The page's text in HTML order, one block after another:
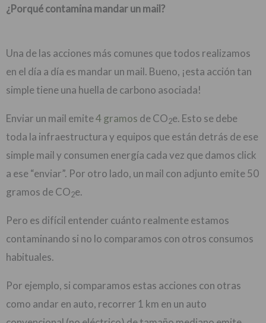
¿Porqué contamina mandar un mail?
Una de las acciones más comunes que todos realizamos
en el día a día es mandar un mail. Bueno, ¡esta acción tan
simple tiene una huella de carbono asociada!
Enviar un mail emite4 gramos de CO2e. Esto se debe
toda la infraestructura y equipos que están detrás de ese
simple mail y consumen energía cada vez que damos click
a ese “enviar”. Por otro lado, un mail con adjunto emite 50
gramos de CO2e.
Pero es difícil entender cuánto realmente estamos
contaminando si no lo comparamos con otros consumos
habituales.
Por ejemplo, si comparamos estas acciones con otras
como andar en auto, recorrer 1 km en un auto